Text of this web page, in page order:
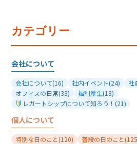
カテゴリー
会社について
会社について(16) 社内イベント(24) 社
オフィスの日常(33) 福利厚生(18)
レガートシップについて知ろう！ (21)
個人について
特別な日のこと(120) 普段の日のこと